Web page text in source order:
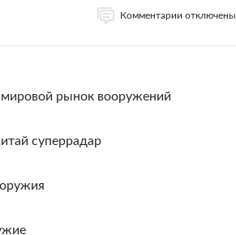
Комментарии отключены
мировой рынок вооружений
суперрадар